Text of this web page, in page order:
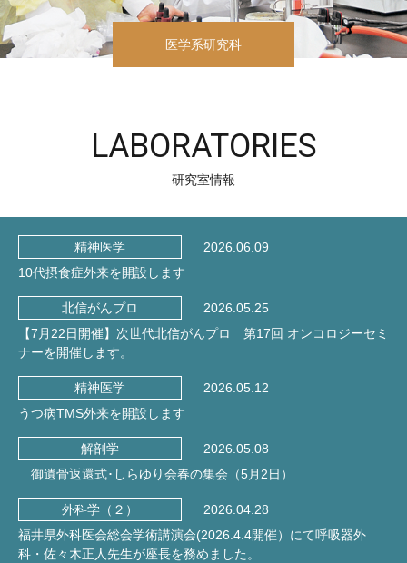
医学系研究科
LABORATORIES
研究室情報
精神医学
2026.06.09
10代摂食症外来を開設します
北信がんプロ
2026.05.25
【7月22日開催】次世代北信がんプロ 第17回 オンコロジーセミ
ナーを開催します。
精神医学
2026.05.12
うつ病TMS外来を開設します
解剖学
2026.05.08
御遺骨返還式･しらゆり会春の集会（5月2日）
外科学（２）
2026.04.28
福井県外科医会総会学術講演会(2026.4.4開催）にて呼吸器外
科・佐々木正人先生が座長を務めました。